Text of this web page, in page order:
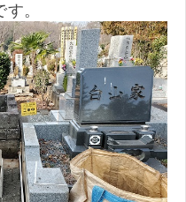
。